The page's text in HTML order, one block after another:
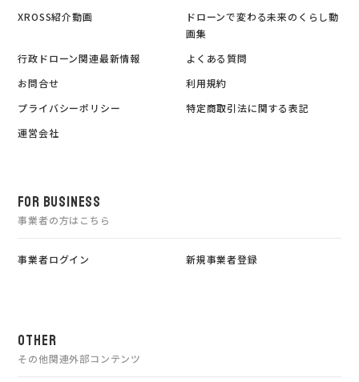
XROSS紹介動画
ドローンで変わる未来のくらし動
画集
行政ドローン関連最新情報
よくある質問
お問合せ
利用規約
プライバシーポリシー
特定商取引法に関する表記
運営会社
FOR BUSINESS
事業者の方はこちら
事業者ログイン 新規事業者登録
OTHER
その他関連外部コンテンツ